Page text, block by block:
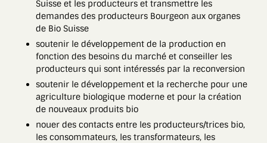
Suisse et les producteurs et transmettre les
demandes des producteurs Bourgeon aux organes
de Bio Suisse
soutenir le développement de la production en
fonction des besoins du marché et conseiller les
producteurs qui sont intéressés par la reconversion
soutenir le développement et la recherche pour une
agriculture biologique moderne et pour la création
de nouveaux produits bio
nouer des contacts entre les producteurs/trices bio,
les consommateurs, les transformateurs, les